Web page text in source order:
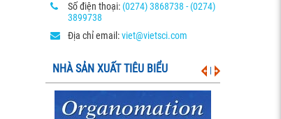
Số điện thoại: (0274) 3868738 - (0274)
3899738
Địa chỉ email:viet@vietsci.com
NHÀ SẢN XUẤT TIÊU BIỂU